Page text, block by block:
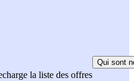
la liste des offres
Qui sont